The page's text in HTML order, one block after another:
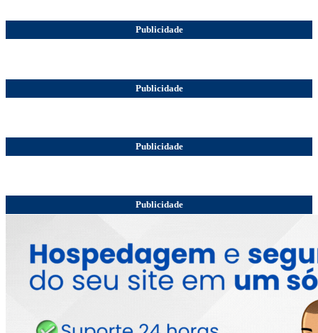
Publicidade
Publicidade
Publicidade
Publicidade